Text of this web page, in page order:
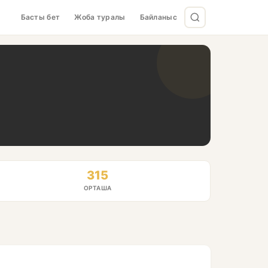
Басты бет Жоба туралы Байланыс
315
ОРТАША